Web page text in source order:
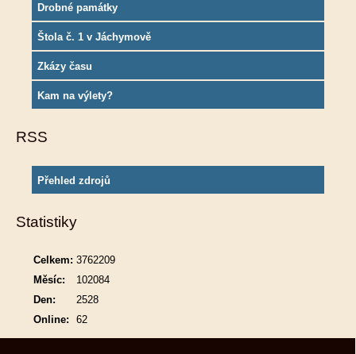
Drobné památky
Štola č. 1 v Jáchymově
Zkázy času
Kam na výlety?
RSS
Přehled zdrojů
Statistiky
Online: 62
Celkem: 3762209
Měsíc:
102084
Den:
2528